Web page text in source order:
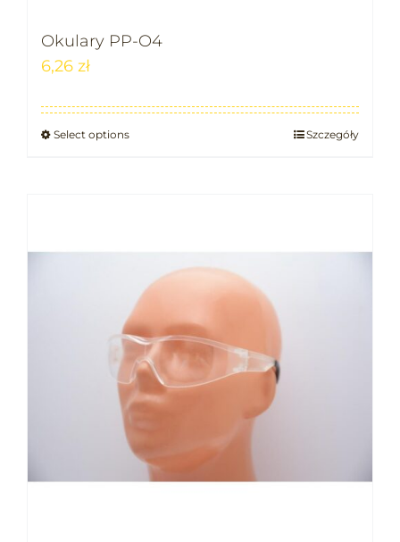
Okulary PP-O4
6,26 zł
Select options Szczegóły